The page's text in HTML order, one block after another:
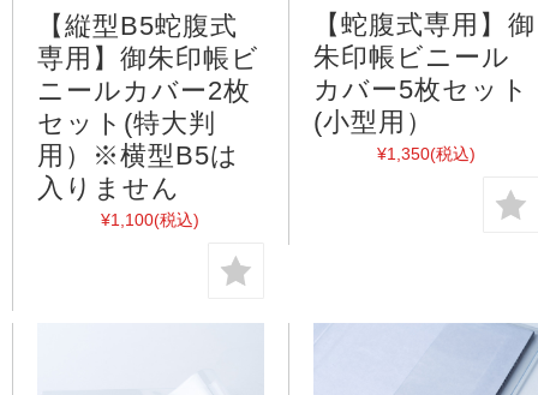
【縦型B5蛇腹式
専用】御朱印帳ビ
ニールカバー2枚
セット(特大判
用）※横型B5は
入りません
¥1,100(税込)
【蛇腹式専用】御
朱印帳ビニール
カバー5枚セット
(小型用）
¥1,350(税込)